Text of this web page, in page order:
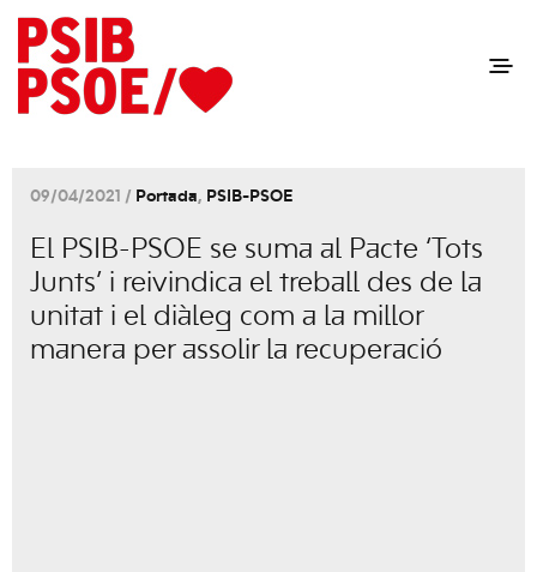
09/04/2021 / Portada, PSIB-PSOE
El PSIB-PSOE se suma al Pacte ‘Tots
Junts’ i reivindica el treball des de la
unitat i el diàleg com a la millor
manera per assolir la recuperació